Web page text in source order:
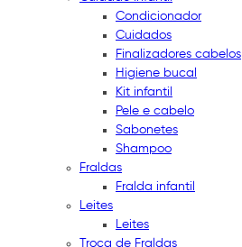
Condicionador
Cuidados
Finalizadores cabelos
Higiene bucal
Kit infantil
Pele e cabelo
Sabonetes
Shampoo
Fraldas
Fralda infantil
Leites
Leites
Troca de Fraldas